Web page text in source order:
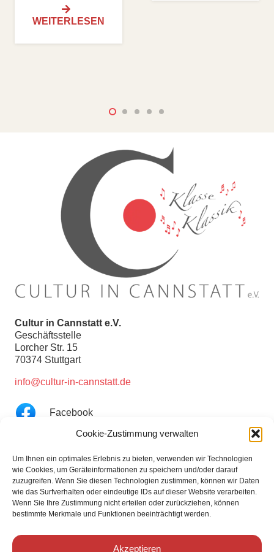
Cookie-Zustimmung verwalten
Um Ihnen ein optimales Erlebnis zu bieten, verwenden wir Technologien
wie Cookies, um Geräteinformationen zu speichern und/oder darauf
zuzugreifen. Wenn Sie diesen Technologien zustimmen, können wir Daten
wie das Surfverhalten oder eindeutige IDs auf dieser Website verarbeiten.
Wenn Sie Ihre Zustimmung nicht erteilen oder zurückziehen, können
bestimmte Merkmale und Funktionen beeinträchtigt werden.
Akzeptieren
WEITERLESEN
Cultur in Cannstatt e.V.
Geschäftsstelle
Lorcher Str. 15
70374 Stuttgart
info@cultur-in-cannstatt.de
Facebook
Instagram
Links
Partner
Verein